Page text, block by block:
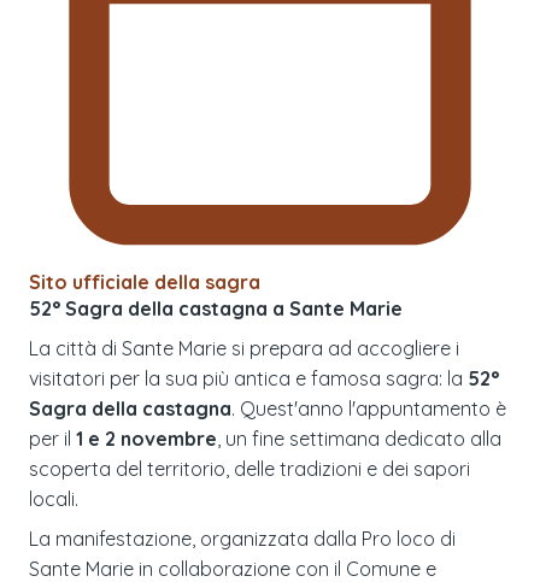
Sito ufficiale della sagra
52° Sagra della castagna a Sante Marie
La città di Sante Marie si prepara ad accogliere i
visitatori per la sua più antica e famosa sagra: la 52°
Sagra della castagna. Quest'anno l'appuntamento è
per il 1 e 2 novembre , un fine settimana dedicato alla
scoperta del territorio, delle tradizioni e dei sapori
locali.
La manifestazione, organizzata dalla Pro loco di
Sante Marie in collaborazione con il Comune e